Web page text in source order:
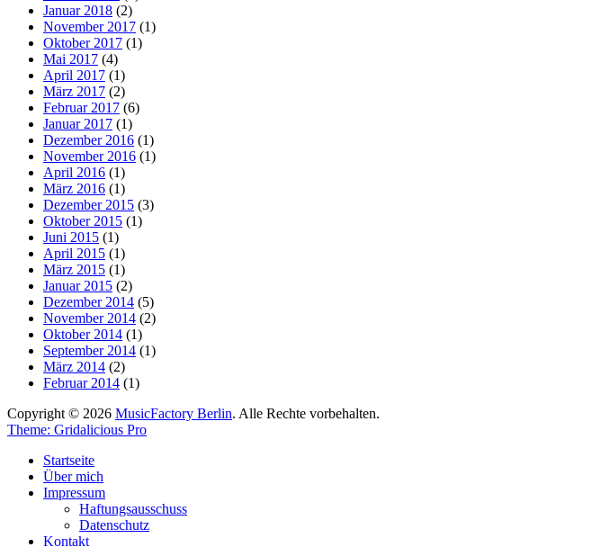
Januar 2018 (2)
November 2017 (1)
Oktober 2017 (1)
Mai 2017 (4)
April 2017 (1)
März 2017 (2)
Februar 2017 (6)
Januar 2017 (1)
Dezember 2016 (1)
November 2016 (1)
April 2016 (1)
März 2016 (1)
Dezember 2015 (3)
Oktober 2015 (1)
Juni 2015 (1)
April 2015 (1)
März 2015 (1)
Januar 2015 (2)
Dezember 2014 (5)
November 2014 (2)
Oktober 2014 (1)
September 2014 (1)
März 2014 (2)
Februar 2014 (1)
Copyright © 2026 MusicFactory Berlin. Alle Rechte vorbehalten.
Theme: Gridalicious Pro
oben
scrollen
Startseite
Über mich
Impressum
Haftungsausschuss
Datenschutz
Kontakt